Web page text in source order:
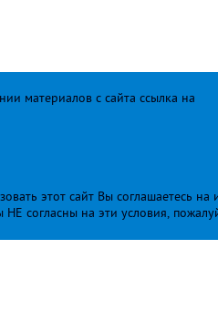
материалов с сайта ссылка на
этот сайт Вы соглашаетесь
НЕ согласны на эти условия,